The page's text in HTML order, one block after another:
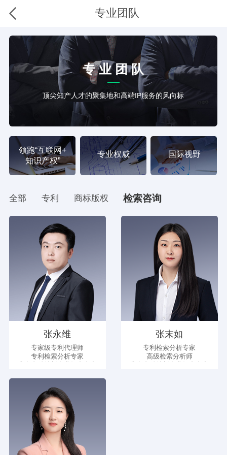
专业团队
专 业 团 队
顶尖知产人才的聚集地和高端IP服务的风向标
领跑“互联网+
知识产权”
专业权威 国际视野
全部 专利 商标版权 检索咨询
张永维
专家级专利代理师
专利检索分析专家
张末如
专利检索分析专家
高级检索分析师